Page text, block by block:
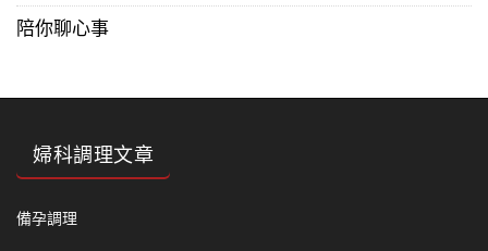
陪你聊心事
婦科調理文章
備孕調理